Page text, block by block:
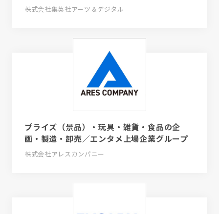
株式会社集英社アーツ＆デジタル
プライズ（景品）・玩具・雑貨・食品の企
画・製造・卸売／エンタメ上場企業グループ
株式会社アレスカンパニー